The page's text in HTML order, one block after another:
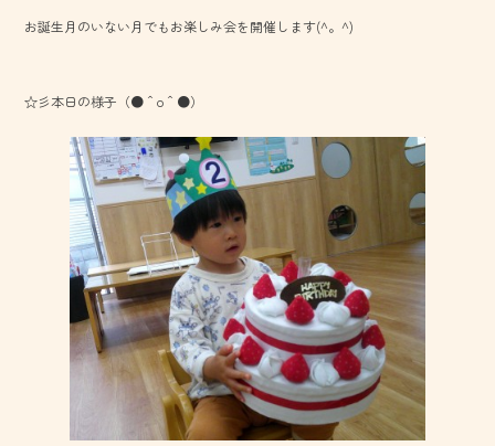
お誕生月のいない月でもお楽しみ会を開催します(^。^)
☆彡本日の様子（●＾o＾●）